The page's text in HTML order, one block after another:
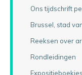
Ons tijdschrift
Brussel, stad
Reeksen over
Rondleidingen
Expositieboekjes